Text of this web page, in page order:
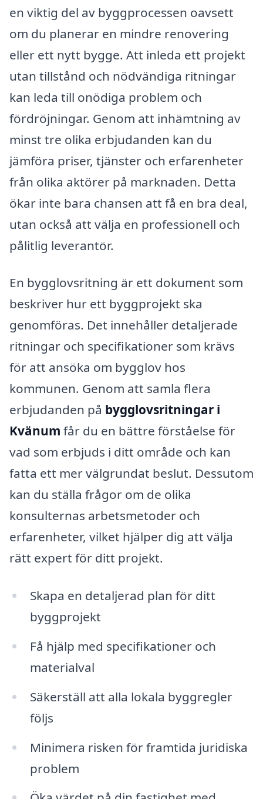
en viktig del av byggprocessen oavsett
om du planerar en mindre renovering
eller ett nytt bygge. Att inleda ett projekt
utan tillstånd och nödvändiga ritningar
kan leda till onödiga problem och
fördröjningar. Genom att inhämtning av
minst tre olika erbjudanden kan du
jämföra priser, tjänster och erfarenheter
från olika aktörer på marknaden. Detta
ökar inte bara chansen att få en bra deal,
utan också att välja en professionell och
pålitlig leverantör.
En bygglovsritning är ett dokument som
beskriver hur ett byggprojekt ska
genomföras. Det innehåller detaljerade
ritningar och specifikationer som krävs
för att ansöka om bygglov hos
kommunen. Genom att samla flera
erbjudanden på bygglovsritningar i
Kvänum får du en bättre förståelse för
vad som erbjuds i ditt område och kan
fatta ett mer välgrundat beslut. Dessutom
kan du ställa frågor om de olika
konsulternas arbetsmetoder och
erfarenheter, vilket hjälper dig att välja
rätt expert för ditt projekt.
Skapa en detaljerad plan för ditt
byggprojekt
Få hjälp med specifikationer och
materialval
Säkerställ att alla lokala byggregler
följs
Minimera risken för framtida juridiska
problem